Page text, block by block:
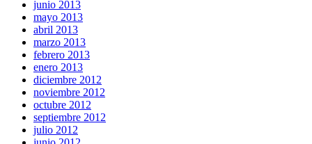
junio 2013
mayo 2013
abril 2013
marzo 2013
febrero 2013
enero 2013
diciembre 2012
noviembre 2012
octubre 2012
septiembre 2012
julio 2012